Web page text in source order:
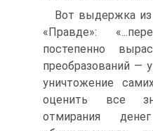
Вот выдержка из
«Правде»:
постепенно
преобразований —
уничтожение
оценить все
отмирания